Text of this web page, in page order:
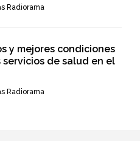
Radiorama
y mejores condiciones
de salud en el
Radiorama